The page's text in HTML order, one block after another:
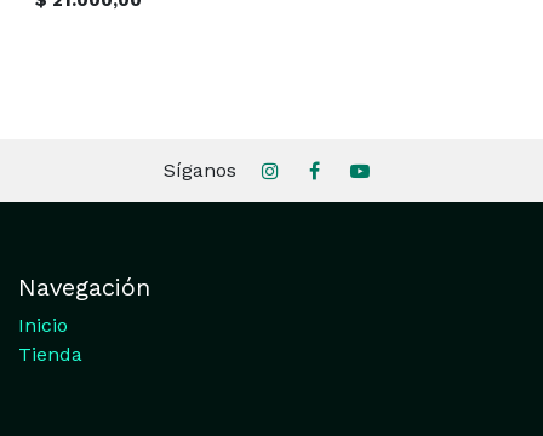
Síganos
Navegación
Inicio
Tienda